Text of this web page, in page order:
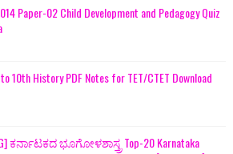
Paper-02 Child Development and Pedagogy Quiz
10th History PDF Notes for TET/CTET Download
ಕರ್ನಾಟಕದ ಭೂಗೋಳಶಾಸ್ತ್ರ Top-20 Karnataka